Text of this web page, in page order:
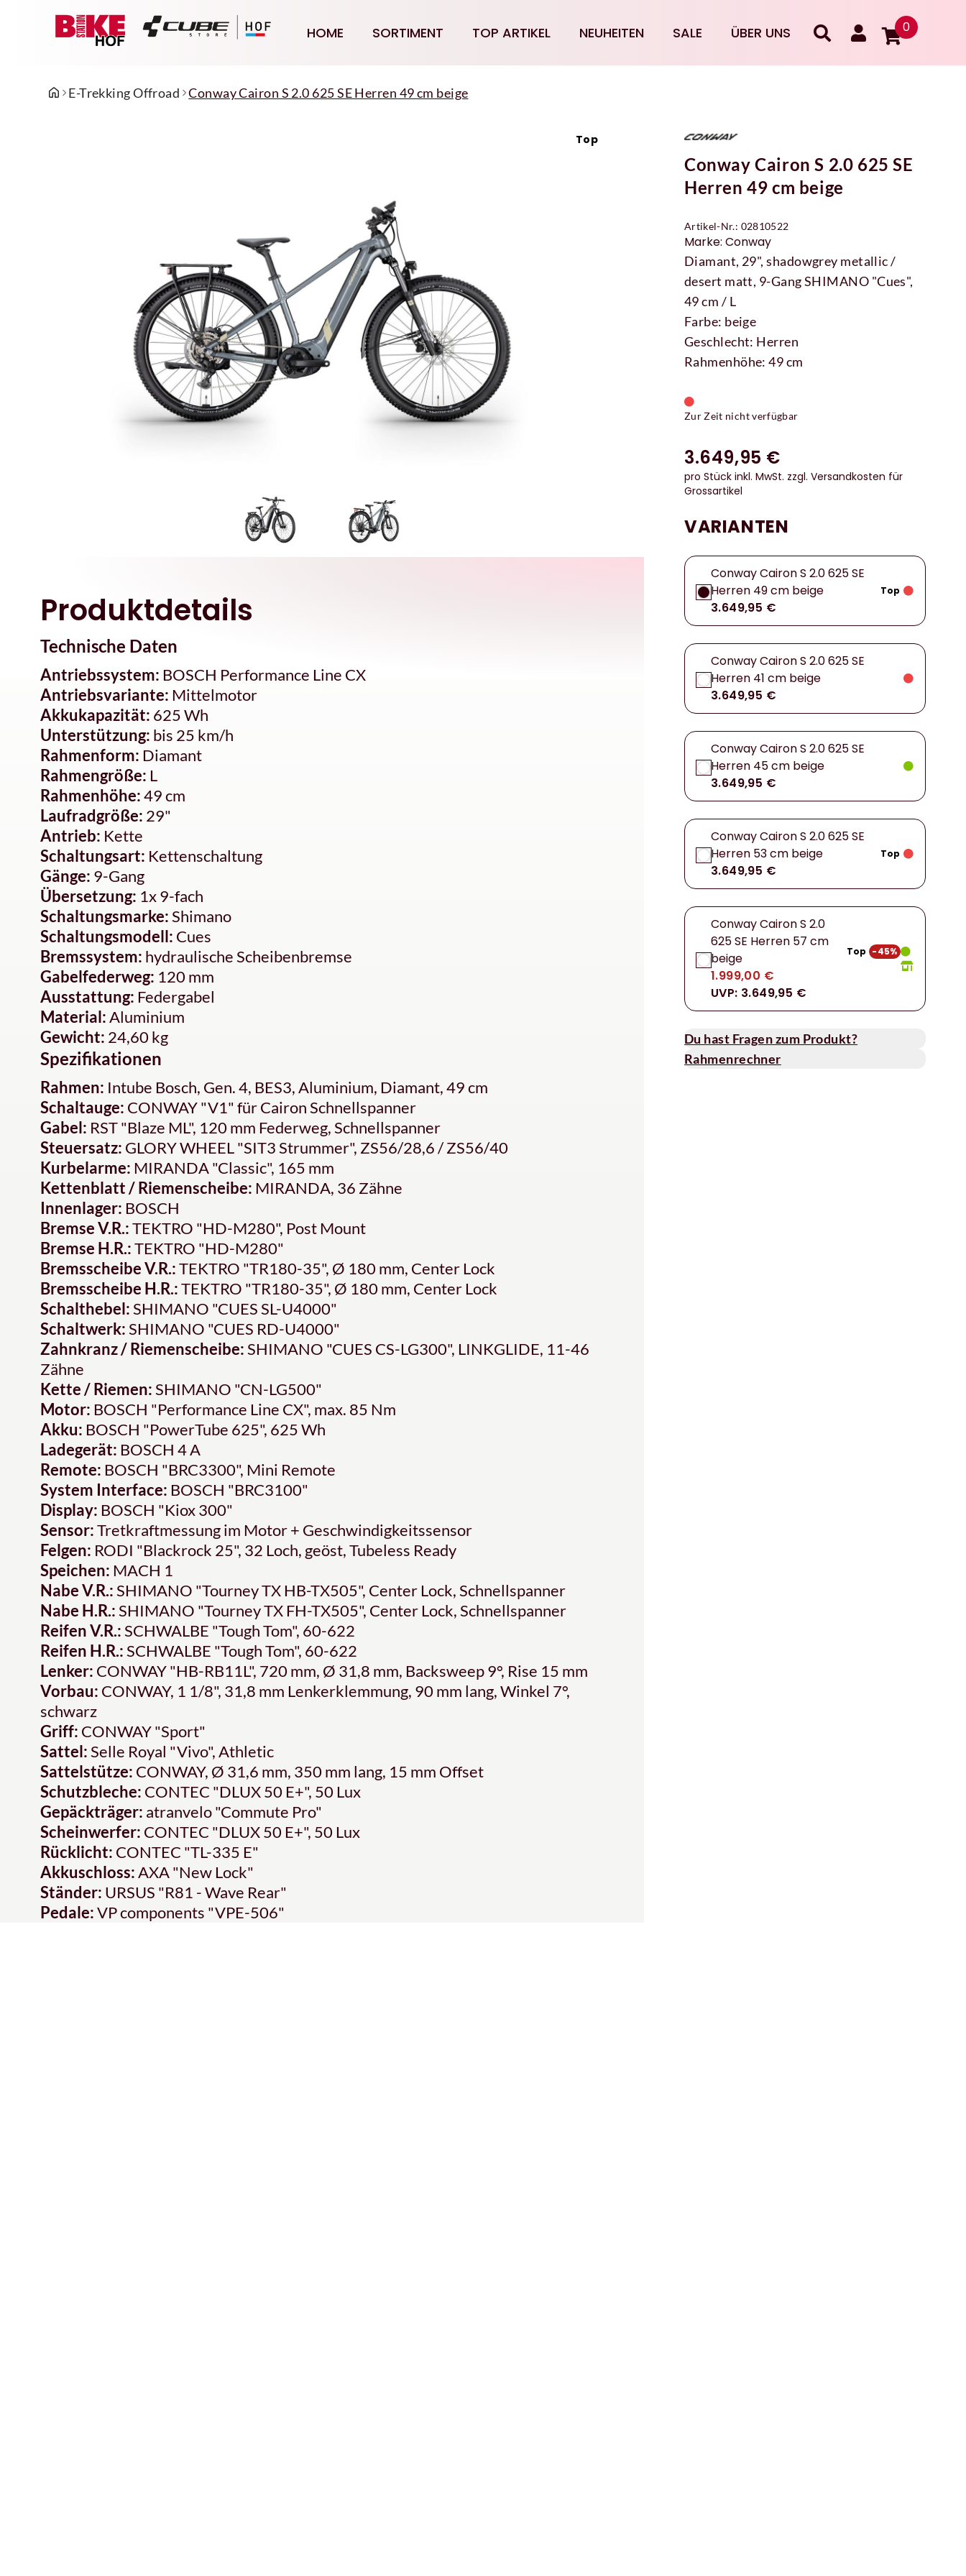
HOME SORTIMENT TOP ARTIKEL NEUHEITEN SALE ÜBER UNS 0
E-Trekking Offroad Conway Cairon S 2.0 625 SE Herren 49 cm beige
Top
Produktdetails
Technische Daten
Antriebssystem: BOSCH Performance Line CX
Antriebsvariante: Mittelmotor
Akkukapazität: 625 Wh
Unterstützung: bis 25 km/h
Rahmenform: Diamant
Rahmengröße: L
Rahmenhöhe:49 cm
Laufradgröße: 29"
Antrieb: Kette
Schaltungsart: Kettenschaltung
Gänge: 9-Gang
Übersetzung: 1x 9-fach
Schaltungsmarke:Shimano
Schaltungsmodell: Cues
Bremssystem: hydraulische Scheibenbremse
Gabelfederweg: 120 mm
Ausstattung: Federgabel
Material:Aluminium
Gewicht: 24,60 kg
Spezifikationen
Rahmen: Intube Bosch, Gen. 4, BES3, Aluminium, Diamant, 49 cm
Schaltauge: CONWAY "V1" für Cairon Schnellspanner
Gabel: RST "Blaze ML", 120 mm Federweg, Schnellspanner
Steuersatz: GLORY WHEEL "SIT3 Strummer", ZS56/28,6 / ZS56/40
Kurbelarme: MIRANDA "Classic", 165 mm
Kettenblatt / Riemenscheibe: MIRANDA, 36 Zähne
Innenlager: BOSCH
Bremse V.R.:TEKTRO "HD-M280", Post Mount
Bremse H.R.:TEKTRO "HD-M280"
Bremsscheibe V.R.:TEKTRO "TR180-35", Ø 180 mm, Center Lock
Bremsscheibe H.R.:TEKTRO "TR180-35", Ø 180 mm, Center Lock
Schalthebel:SHIMANO "CUES SL-U4000"
Schaltwerk:SHIMANO "CUES RD-U4000"
Zahnkranz / Riemenscheibe:SHIMANO "CUES CS-LG300", LINKGLIDE, 11-46
Zähne
Kette / Riemen:SHIMANO "CN-LG500"
Motor: BOSCH "Performance Line CX", max. 85 Nm
Akku: BOSCH "PowerTube 625", 625 Wh
Ladegerät: BOSCH 4 A
Remote: BOSCH "BRC3300", Mini Remote
System Interface: BOSCH "BRC3100"
Display: BOSCH "Kiox 300"
Sensor:Tretkraftmessung im Motor + Geschwindigkeitssensor
Felgen: RODI "Blackrock 25", 32 Loch, geöst, Tubeless Ready
Speichen: MACH 1
Nabe V.R.:SHIMANO "Tourney TX HB-TX505", Center Lock, Schnellspanner
Nabe H.R.:SHIMANO "Tourney TX FH-TX505", Center Lock, Schnellspanner
Reifen V.R.:SCHWALBE "Tough Tom", 60-622
Reifen H.R.:SCHWALBE "Tough Tom", 60-622
Lenker: CONWAY "HB-RB11L", 720 mm, Ø 31,8 mm, Backsweep 9°, Rise 15 mm
Vorbau: CONWAY, 1 1/8", 31,8 mm Lenkerklemmung, 90 mm lang, Winkel 7°,
schwarz
Griff: CONWAY "Sport"
Sattel:Selle Royal "Vivo", Athletic
Sattelstütze: CONWAY, Ø 31,6 mm, 350 mm lang, 15 mm Offset
Schutzbleche: CONTEC "DLUX 50 E+", 50 Lux
Gepäckträger: atranvelo "Commute Pro"
Scheinwerfer: CONTEC "DLUX 50 E+", 50 Lux
Rücklicht: CONTEC "TL-335 E"
Akkuschloss:AXA "New Lock"
Ständer: URSUS "R81 - Wave Rear"
Pedale:VP components "VPE-506"
Conway Cairon S 2.0 625 SE
Herren 49 cm beige
Artikel-Nr.: 02810522
Marke: Conway
Diamant, 29", shadowgrey metallic /
desert matt, 9-Gang SHIMANO "Cues",
49 cm / L
Farbe: beige
Geschlecht: Herren
Rahmenhöhe: 49 cm
Zur Zeit nicht verfügbar
3.649,95 €
pro Stück inkl. MwSt. zzgl. Versandkosten für
Grossartikel
VARIANTEN
Conway Cairon S 2.0 625 SE
Herren 49 cm beige
3.649,95 €
Top
Conway Cairon S 2.0 625 SE
Herren 41 cm beige
3.649,95 €
Conway Cairon S 2.0 625 SE
Herren 45 cm beige
3.649,95 €
Conway Cairon S 2.0 625 SE
Herren 53 cm beige
3.649,95 €
Top
Conway Cairon S 2.0
625 SE Herren 57 cm
beige
1.999,00 €
UVP: 3.649,95 €
Top -45%
Du hast Fragen zum Produkt?
Rahmenrechner